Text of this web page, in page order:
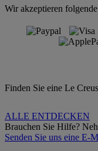
Wir akzeptieren
Finden Sie eine Le
ALLE ENTDECKEN
Brauchen Sie Hilfe?
Senden Sie uns eine E-